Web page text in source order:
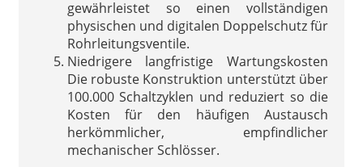
gewährleistet so einen vollständigen
physischen und digitalen Doppelschutz für
Rohrleitungsventile.
Niedrigere langfristige Wartungskosten
Die robuste Konstruktion unterstützt über
100.000 Schaltzyklen und reduziert so die
Kosten für den häufigen Austausch
herkömmlicher, empfindlicher
mechanischer Schlösser.